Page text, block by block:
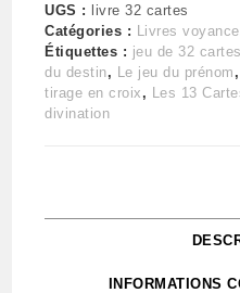
facile
grâce
au
jeu
de
UGS : livre 32 cartes
Catégories : Livres voyance
Étiquettes : jeu de 32 cartes
du destin, Le jeu du prénom ,
tirage en croix , Les 13
divination
INFORMATIONS